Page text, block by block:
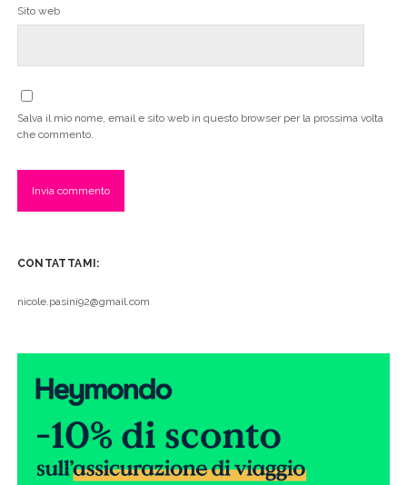
Sito web
Salva il mio nome, email e sito web in questo browser per la prossima volta
che commento.
CONTATTAMI:
nicole.pasini92@gmail.com